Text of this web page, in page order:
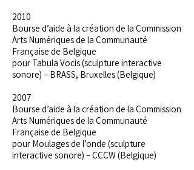
2010
Bourse d’aide à la création de la Commission
Arts Numériques de la Communauté
Française de Belgique
pour Tabula Vocis (sculpture interactive
sonore) – BRASS, Bruxelles (Belgique)
2007
Bourse d’aide à la création de la Commission
Arts Numériques de la Communauté
Française de Belgique
pour Moulages de l’onde (sculpture
interactive sonore) – CCCW (Belgique) ​​​​